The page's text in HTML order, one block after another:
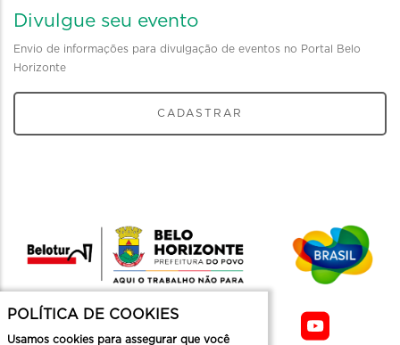
Divulgue seu evento
Envio de informações para divulgação de eventos no Portal Belo
Horizonte
CADASTRAR
POLÍTICA DE COOKIES
Usamos cookies para assegurar que você